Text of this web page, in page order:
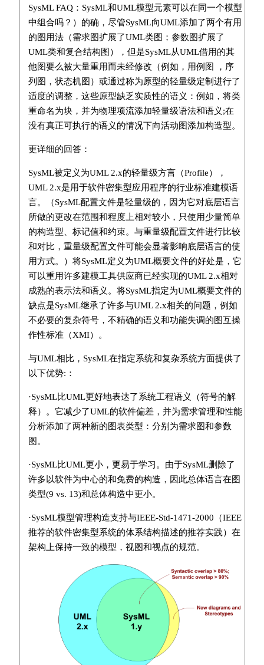
SysML FAQ：SysML和UML模型元素可以在同一个模型
中组合吗？）的确，尽管SysML向UML添加了两个有用
的图用法（需求图扩展了UML类图；参数图扩展了
UML类和复合结构图），但是SysML从UML借用的其
他图要么被大量重用而未经修改（例如，用例图 ，序
列图，状态机图）或通过称为原型的轻量级定制进行了
适度的调整，这些原型缺乏实质性的语义：例如，将类
重命名为块，并为物理项流添加轻量级语法和语义;在
没有真正可执行的语义的情况下向活动图添加构造型。
更详细的回答：
SysML被定义为UML 2.x的轻量级方言（Profile），
UML 2.x是用于软件密集型应用程序的行业标准建模语
言。（SysML配置文件是轻量级的，因为它对底层语言
所做的更改在范围和程度上相对较小，只使用少量简单
的构造型、标记值和约束。与重量级配置文件进行比较
和对比，重量级配置文件可能会显著影响底层语言的使
用方式。）将SysML定义为UML概要文件的好处是，它
可以重用许多建模工具供应商已经实现的UML 2.x相对
成熟的表示法和语义。将SysML指定为UML概要文件的
缺点是SysML继承了许多与UML 2.x相关的问题，例如
不必要的复杂符号，不精确的语义和功能失调的图互操
作性标准（XMI）。
与UML相比，SysML在指定系统和复杂系统方面提供了
以下优势:：
·SysML比UML更好地表达了系统工程语义（符号的解
释）。它减少了UML的软件偏差，并为需求管理和性能
分析添加了两种新的图表类型：分别为需求图和参数
图。
·SysML比UML更小，更易于学习。由于SysML删除了
许多以软件为中心的和免费的构造，因此总体语言在图
类型(9 vs. 13)和总体构造中更小。
·SysML模型管理构造支持与IEEE-Std-1471-2000（IEEE
推荐的软件密集型系统的体系结构描述的推荐实践）在
架构上保持一致的模型，视图和视点的规范。